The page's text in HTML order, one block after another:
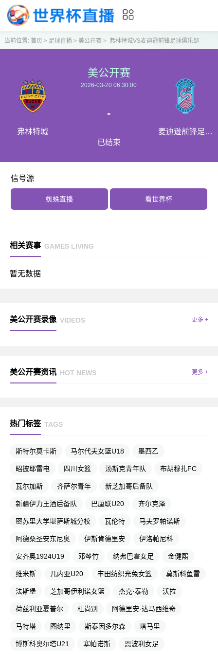
当前位置: 首页 > 足球直播> 美公开赛> 弗林特城VS麦迪逊前锋足球俱乐部
弗林特城
美公开赛
2026-03-20 06:30:00
-
已结束
麦迪逊前锋足球
信号源
蜘蛛直播 看世界杯
相关赛事 GAMES LIVING
暂无数据
美公开赛录像 VIDEOS 更多 +
美公开赛资讯 HOT NEWS 更多 +
热门标签 TAGS
斯特尔莫卡斯 马尔代夫女篮U18 墨西乙
昭披耶雷电 四川女篮 汤斯克青年队 布胡穆扎FC
瓦尔加斯 齐萨尔青年 新芝加哥后备队
新疆伊力王酒后备队 巴厘联U20 齐尔克泽
密苏里大学堪萨斯城分校 瓦伦特 马夫罗帕诺斯
阿德桑圣安东尼奥 伊斯肯德里安 伊洛帕尼科
安齐奥1924U19 邓棽竹 纳弗巴霍女足 金健熙
维米斯 几内亚U20 丰田纺织光兔女篮 莫斯科鱼雷
法斯堡 芝加哥伊利诺女篮 杰克·泰勒 沃拉
荷兹利亚夏普尔 杜尚别 阿德里安·达马西维奇
马特塔 图纳里 斯泰因多尔森 塔马里
博斯科奥尔塔U21 塞帕诺斯 恩波利女足